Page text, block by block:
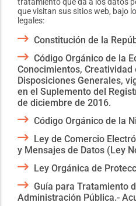
que visitan sus sitios web, bajo
legales:
Constitución de la
Código Orgánico de la
Conocimientos, Creatividad
Disposiciones Generales,
en el Suplemento del
de diciembre de 2016.
Código Orgánico de la
Ley de Comercio
y Mensajes de Datos (Ley
Ley Orgánica de
Guía para Tratamiento
Administración Pública.-